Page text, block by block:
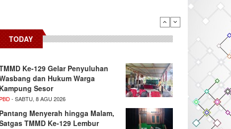
TODAY
Ke-129 Gelar Penyuluhan
dan Hukum Warga
Kampung Sesor
PBD- SABTU, 8 AGU 2026
Pantang Menyerah hingga Malam,
TMMD Ke-129 Lembur